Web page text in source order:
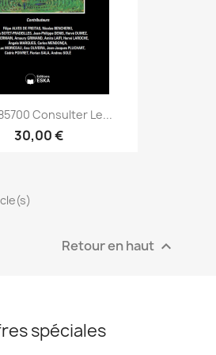
Consulter Le...
30,00 €
Retour en haut 
spéciales